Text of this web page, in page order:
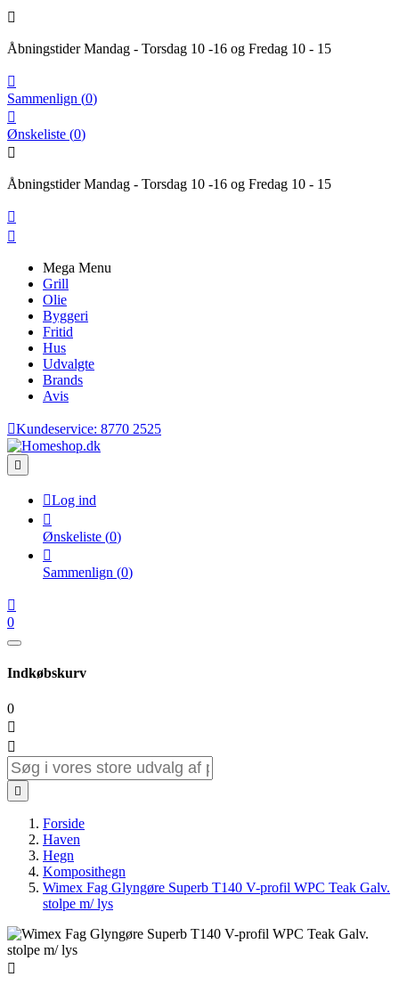

Åbningstider Mandag - Torsdag 10 -16 og Fredag 10 - 15

Sammenlign (0)

Ønskeliste (0)

Åbningstider Mandag - Torsdag 10 -16 og Fredag 10 - 15


Mega Menu
Grill
Olie
Byggeri
Fritid
Hus
Udvalgte
Brands
Avis
Kundeservice: 8770 2525

Log ind

Ønskeliste (0)

Sammenlign (0)

0
Indkøbskurv
0



Forside
Haven
Hegn
Komposithegn
Wimex Fag Glyngøre Superb T140 V-profil WPC Teak Galv.
stolpe m/ lys
